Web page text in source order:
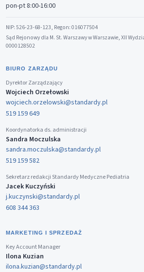
pon-pt 8:00-16:00
NIP: 526-23-68-123, Regon: 016077504
Sąd Rejonowy dla M. St. Warszawy w Warszawie, XII
0000128502
BIURO ZARZĄDU
Dyrektor Zarządzający
Wojciech Orzełowski
wojciech.orzelowski@standardy.pl
519 159 649
Koordynatorka ds. administracji
Sandra Moczulska
sandra.moczulska@standardy.pl
519 159 582
Sekretarz redakcji Standardy Medyczne Pediatria
Jacek Kuczyński
j.kuczynski@standardy.pl
608 344 363
MARKETING I SPRZEDAŻ
Key Account Manager
Ilona Kuzian
ilona.kuzian@standardy.pl